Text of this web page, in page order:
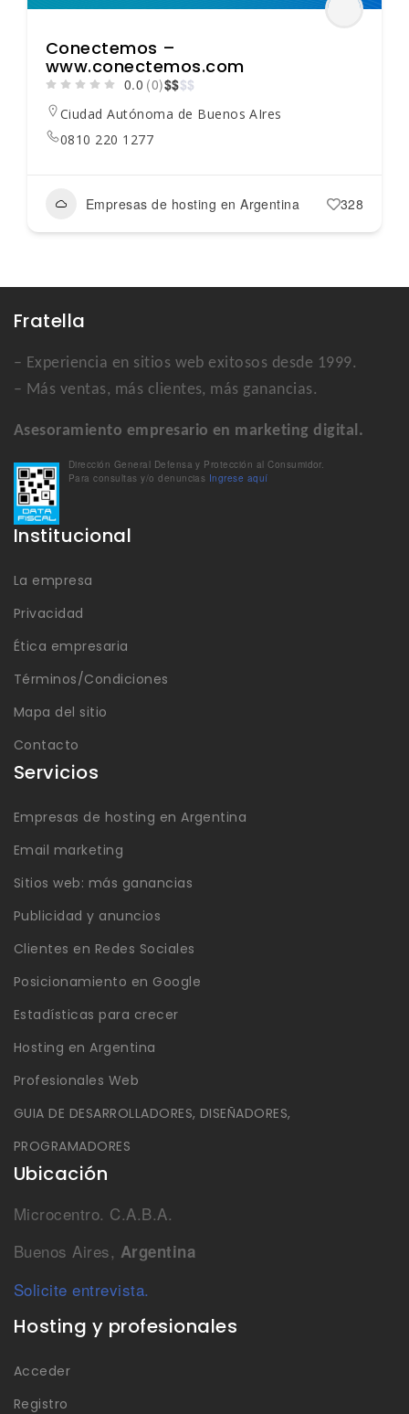
Conectemos –
www.conectemos.com
0.0 (0)$$$$
Ciudad Autónoma de Buenos AIres
0810 220 1277
Empresas de hosting en Argentina 328
Fratella
– Experiencia en sitios web exitosos desde 1999.
– Más ventas, más clientes, más ganancias.
Asesoramiento empresario en marketing digital.
Dirección General Defensa y Protección al Consumidor.
Para consultas y/o denuncias Ingrese aquí
Institucional
La empresa
Privacidad
Ética empresaria
Términos/Condiciones
Mapa del sitio
Contacto
Servicios
Empresas de hosting en Argentina
Email marketing
Sitios web: más ganancias
Publicidad y anuncios
Clientes en Redes Sociales
Posicionamiento en Google
Estadísticas para crecer
Hosting en Argentina
Profesionales Web
GUIA DE DESARROLLADORES, DISEÑADORES,
PROGRAMADORES
Ubicación
Microcentro. C.A.B.A.
Buenos Aires, Argentina
Solicite entrevista.
Hosting y profesionales
Acceder
Registro